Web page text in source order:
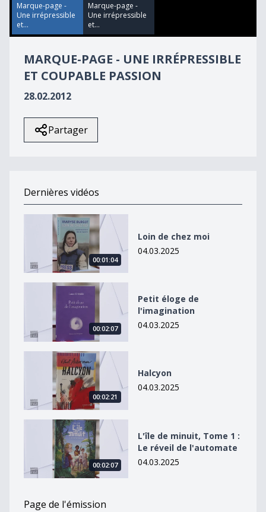
37
seconds
Marque-page -
Une irrépressible
et...
Marque-page -
Une irrépressible
et...
MARQUE-PAGE - UNE IRRÉPRESSIBLE
ET COUPABLE PASSION
28.02.2012
Partager
Dernières vidéos
Loin de chez moi
00:01:04
Loin de chez moi
04.03.2025
Petit éloge de l&#039;imagination
00:02:07
Petit éloge de
l'imagination
04.03.2025
Halcyon
00:02:21
Halcyon
04.03.2025
L&#039;île de minuit, Tome 1 : Le réveil de
00:02:07
L'île de minuit, Tome 1 :
Le réveil de l'automate
04.03.2025
Page de l'émission